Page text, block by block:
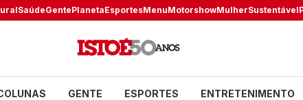
SaúdeGentePlanetaEsportesMenuMotorshowMulherSustentável
GENTE ESPORTES ENTRETENIMENTO